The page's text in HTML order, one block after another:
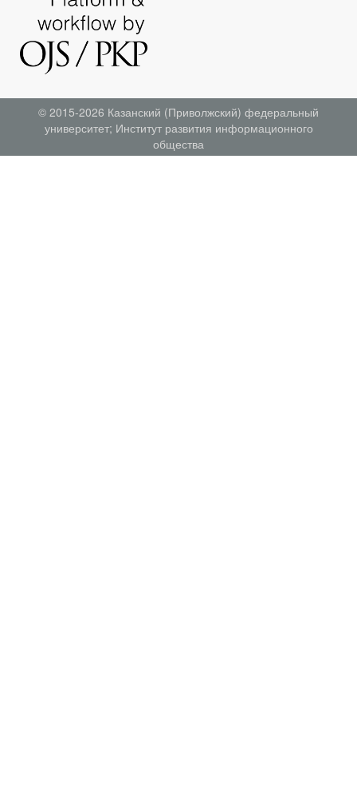
© 2015-2026 Казанский (Приволжский) федеральный
университет; Институт развития информационного
общества